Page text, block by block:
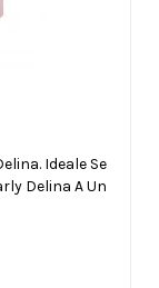
Ideale Se
Delina A Un